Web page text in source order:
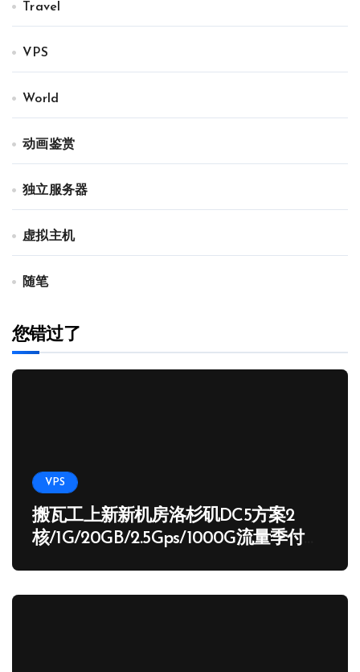
Travel
VPS
World
动画鉴赏
独立服务器
虚拟主机
随笔
您错过了
VPS
搬瓦工上新新机房洛杉矶DC5方案2
核/1G/20GB/2.5Gps/1000G流量季付